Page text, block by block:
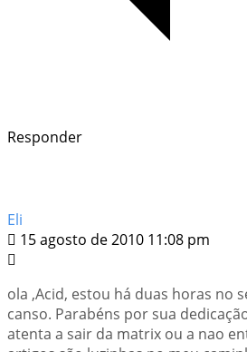
Responder
Eli
15 agosto de 2010 11:08 pm
ola ,Acid, estou há duas horas no
canso. Parabéns por sua
atenta a sair da matrix ou a nao